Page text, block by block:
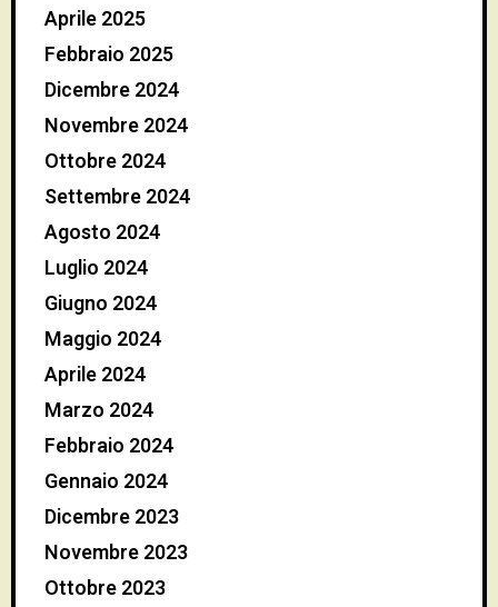
Aprile 2025
Febbraio 2025
Dicembre 2024
Novembre 2024
Ottobre 2024
Settembre 2024
Agosto 2024
Luglio 2024
Giugno 2024
Maggio 2024
Aprile 2024
Marzo 2024
Febbraio 2024
Gennaio 2024
Dicembre 2023
Novembre 2023
Ottobre 2023